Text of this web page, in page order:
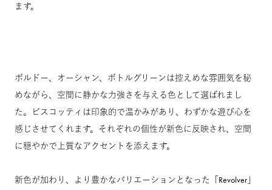
ます。
ボルドー、オーシャン、ボトルグリーンは控えめな雰囲気を秘
めながら、空間に静かな力強さを与える色として選ばれまし
た。ビスコッティは印象的で温かみがあり、わずかな遊び心を
感じさせてくれます。それぞれの個性が新色に反映され、空間
に穏やかで上質なアクセントを添えます。
新色が加わり、より豊かなバリエーションとなった「Revolver」